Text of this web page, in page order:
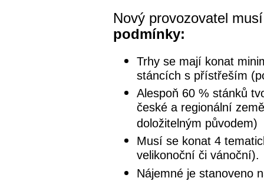
Nový provozovatel
podmínky:
Trhy se mají konat
stáncích s přístřeším
Alespoň 60 % stánků
české a regionální
doložitelným původem)
Musí se konat 4
velikonoční či vánoční).
Nájemné je stanoveno